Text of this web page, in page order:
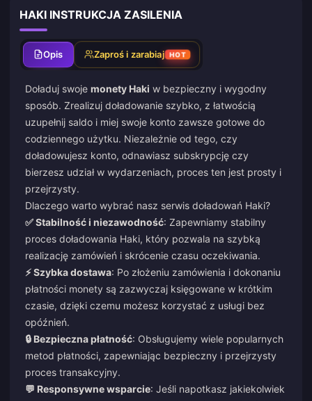
HAKI INSTRUKCJA ZASILENIA
Opis Zaproś i zarabiaj HOT
Doładuj swoje monety Haki w bezpieczny i wygodny
sposób. Zrealizuj doładowanie szybko, z łatwością
uzupełnij saldo i miej swoje konto zawsze gotowe do
codziennego użytku. Niezależnie od tego, czy
doładowujesz konto, odnawiasz subskrypcję czy
bierzesz udział w wydarzeniach, proces ten jest prosty i
przejrzysty.
Dlaczego warto wybrać nasz serwis doładowań Haki?
✅ Stabilność i niezawodność: Zapewniamy stabilny
proces doładowania Haki, który pozwala na szybką
realizację zamówień i skrócenie czasu oczekiwania.
⚡ Szybka dostawa: Po złożeniu zamówienia i dokonaniu
płatności monety są zazwyczaj księgowane w krótkim
czasie, dzięki czemu możesz korzystać z usługi bez
opóźnień.
🔒 Bezpieczna płatność: Obsługujemy wiele popularnych
metod płatności, zapewniając bezpieczny i przejrzysty
proces transakcyjny.
💬 Responsywne wsparcie: Jeśli napotkasz jakiekolwiek